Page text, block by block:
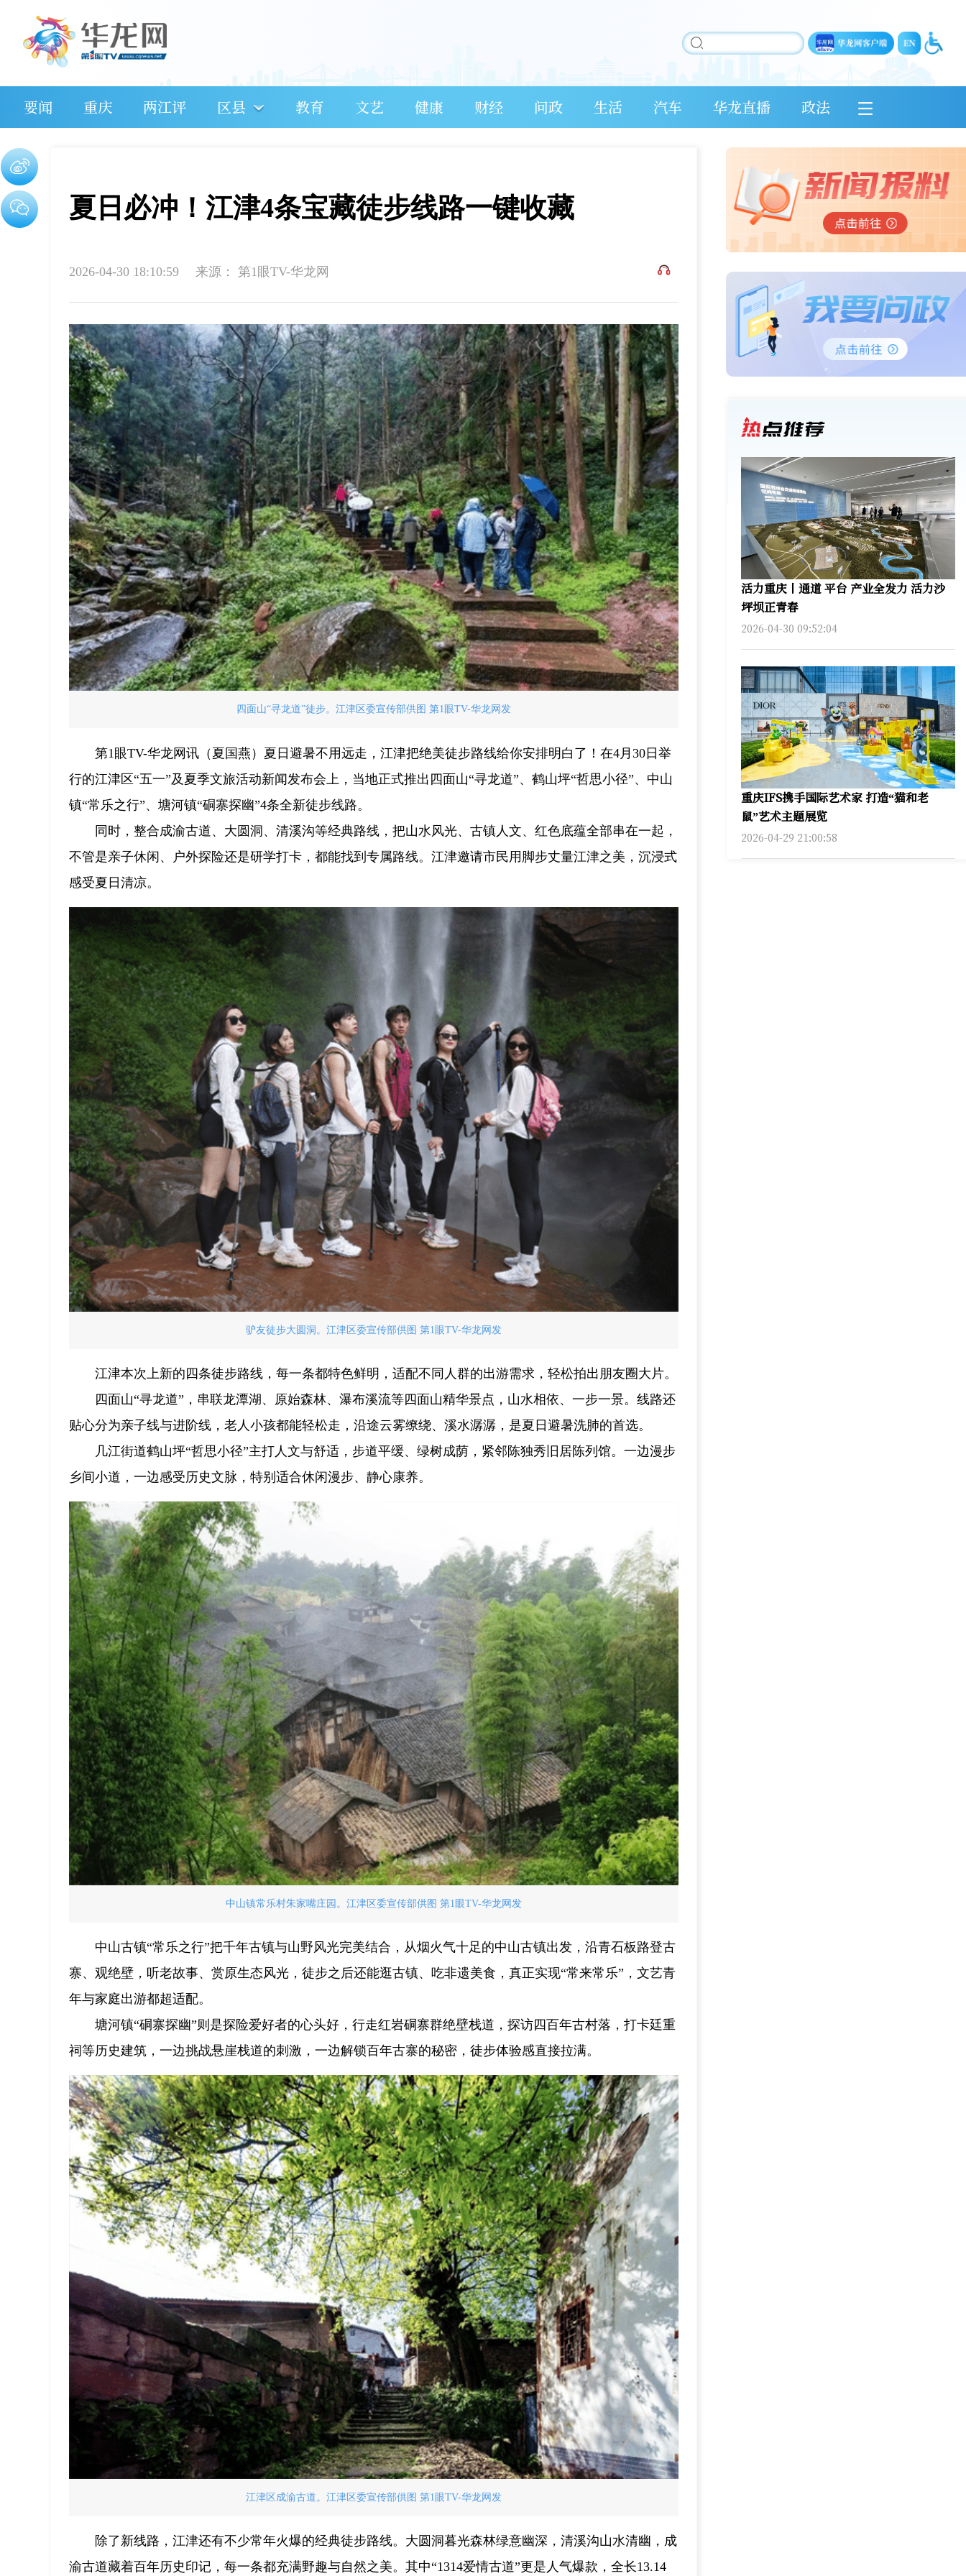
要闻 重庆 两江评 区县 教育 文艺 健康 财经 问政 生活 汽车 华龙直播 政法
夏日必冲！江津4条宝藏徒步线路一键收藏
2026-04-30 18:10:59 来源： 第1眼TV-华龙网
四面山“寻龙道”徒步。江津区委宣传部供图 第1眼TV-华龙网发
第1眼TV-华龙网讯（夏国燕）夏日避暑不用远走，江津把绝美徒步路线给你安排明白了！在4月30日举
行的江津区“五一”及夏季文旅活动新闻发布会上，当地正式推出四面山“寻龙道”、鹤山坪“哲思小径”、中山
镇“常乐之行”、塘河镇“硐寨探幽”4条全新徒步线路。
同时，整合成渝古道、大圆洞、清溪沟等经典路线，把山水风光、古镇人文、红色底蕴全部串在一起，
不管是亲子休闲、户外探险还是研学打卡，都能找到专属路线。江津邀请市民用脚步丈量江津之美，沉浸式
感受夏日清凉。
驴友徒步大圆洞。江津区委宣传部供图 第1眼TV-华龙网发
江津本次上新的四条徒步路线，每一条都特色鲜明，适配不同人群的出游需求，轻松拍出朋友圈大片。
四面山“寻龙道”，串联龙潭湖、原始森林、瀑布溪流等四面山精华景点，山水相依、一步一景。线路还
贴心分为亲子线与进阶线，老人小孩都能轻松走，沿途云雾缭绕、溪水潺潺，是夏日避暑洗肺的首选。
几江街道鹤山坪“哲思小径”主打人文与舒适，步道平缓、绿树成荫，紧邻陈独秀旧居陈列馆。一边漫步
乡间小道，一边感受历史文脉，特别适合休闲漫步、静心康养。
中山镇常乐村朱家嘴庄园。江津区委宣传部供图 第1眼TV-华龙网发
中山古镇“常乐之行”把千年古镇与山野风光完美结合，从烟火气十足的中山古镇出发，沿青石板路登古
寨、观绝壁，听老故事、赏原生态风光，徒步之后还能逛古镇、吃非遗美食，真正实现“常来常乐”，文艺青
年与家庭出游都超适配。
塘河镇“硐寨探幽”则是探险爱好者的心头好，行走红岩硐寨群绝壁栈道，探访四百年古村落，打卡廷重
祠等历史建筑，一边挑战悬崖栈道的刺激，一边解锁百年古寨的秘密，徒步体验感直接拉满。
江津区成渝古道。江津区委宣传部供图 第1眼TV-华龙网发
除了新线路，江津还有不少常年火爆的经典徒步路线。大圆洞暮光森林绿意幽深，清溪沟山水清幽，成
渝古道藏着百年历史印记，每一条都充满野趣与自然之美。其中“1314爱情古道”更是人气爆款，全长13.14
活力重庆丨通道 平台 产业全发力 活力沙
坪坝正青春
2026-04-30 09:52:04
重庆IFS携手国际艺术家 打造“猫和老
鼠”艺术主题展览​
2026-04-29 21:00:58